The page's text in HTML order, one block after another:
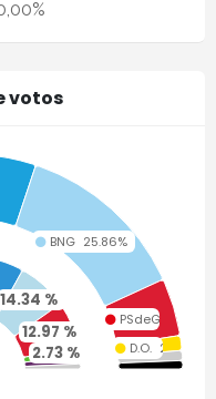
votos
14.34 %
12.97 %
2.73 %
2.32 %
1.48 %
BNG 25.86%
PSdeG
8.62%
D.O. 2.22%
NULOS 1.5%
ECG 1.25%